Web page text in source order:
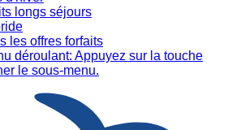
longs séjours
les offres forfaits
déroulant: Appuyez sur la touche
le sous-menu.